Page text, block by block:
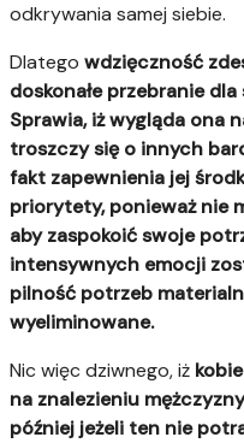
odkrywania samej siebie.
Dlatego wdzięczność
doskonałe przebranie
Sprawia, iż wygląda ona
troszczy się o innych
fakt zapewnienia jej
priorytety, ponieważ nie
aby zaspokoić swoje
intensywnych emocji
pilność potrzeb
wyeliminowane.
Nic więc dziwnego, iż
na znalezieniu
później jeżeli ten nie